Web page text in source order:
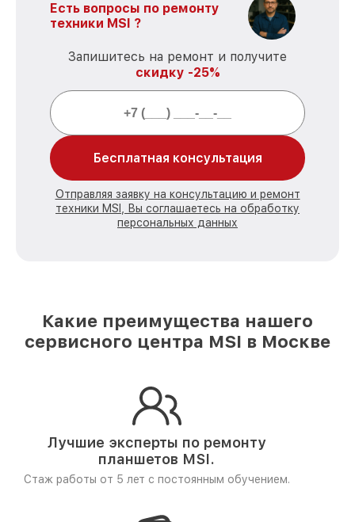
Есть вопросы по ремонту
техники MSI ?
Запишитесь на ремонт и получите
скидку -25%
Бесплатная консультация
Отправляя заявку на консультацию и ремонт
техники MSI, Вы соглашаетесь на обработку
персональных данных
Какие преимущества нашего
сервисного центра MSI в Москве
Лучшие эксперты по ремонту
планшетов MSI.
Стаж работы от 5 лет с постоянным обучением.